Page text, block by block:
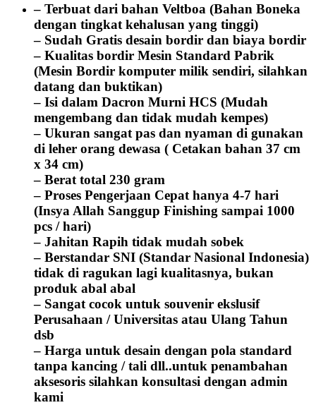
– Terbuat dari bahan Veltboa (Bahan Boneka
dengan tingkat kehalusan yang tinggi)
– Sudah Gratis desain bordir dan biaya bordir
– Kualitas bordir Mesin Standard Pabrik
(Mesin Bordir komputer milik sendiri, silahkan
datang dan buktikan)
– Isi dalam Dacron Murni HCS (Mudah
mengembang dan tidak mudah kempes)
– Ukuran sangat pas dan nyaman di gunakan
di leher orang dewasa ( Cetakan bahan 37 cm
x 34 cm)
– Berat total 230 gram
– Proses Pengerjaan Cepat hanya 4-7 hari
(Insya Allah Sanggup Finishing sampai 1000
pcs / hari)
– Jahitan Rapih tidak mudah sobek
– Berstandar SNI (Standar Nasional Indonesia)
tidak di ragukan lagi kualitasnya, bukan
produk abal abal
– Sangat cocok untuk souvenir ekslusif
Perusahaan / Universitas atau Ulang Tahun
dsb
– Harga untuk desain dengan pola standard
tanpa kancing / tali dll..untuk penambahan
aksesoris silahkan konsultasi dengan admin
kami